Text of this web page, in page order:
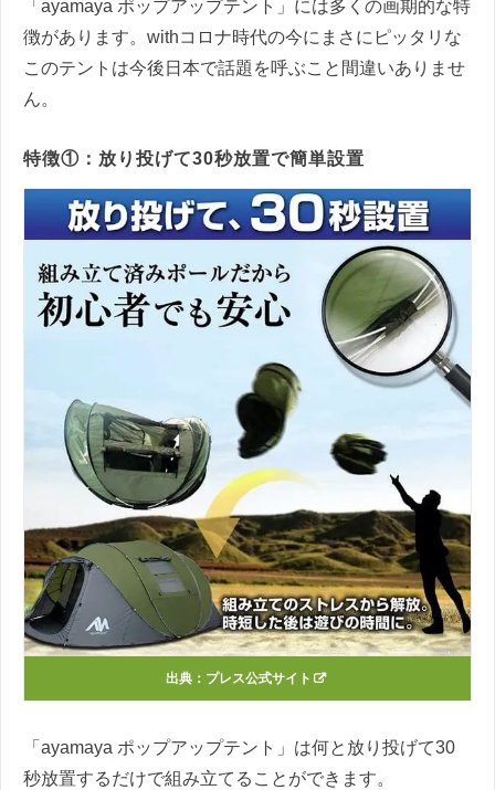
「ayamaya ポップアップテント」には多くの画期的な特
徴があります。withコロナ時代の今にまさにピッタリな
このテントは今後日本で話題を呼ぶこと間違いありませ
ん。
特徴①：放り投げて30秒放置で簡単設置
出典： プレス公式サイト
「ayamaya ポップアップテント」は何と放り投げて30
秒放置するだけで組み立てることができます。